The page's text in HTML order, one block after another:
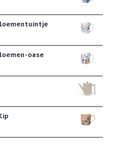
oase